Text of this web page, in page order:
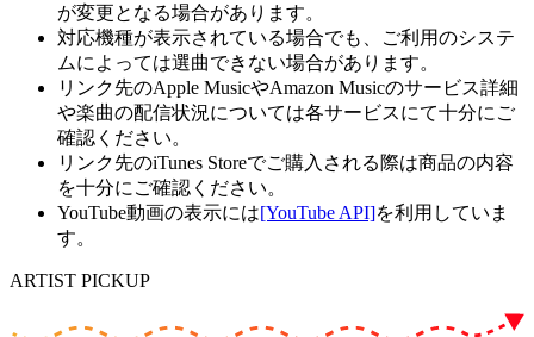
が変更となる場合があります。
対応機種が表示されている場合でも、ご利用のシステ
ムによっては選曲できない場合があります。
リンク先のApple MusicやAmazon Musicのサービス詳細
や楽曲の配信状況については各サービスにて十分にご
確認ください。
リンク先のiTunes Storeでご購入される際は商品の内容
を十分にご確認ください。
YouTube動画の表示には[YouTube API]を利用していま
す。
ARTIST PICKUP